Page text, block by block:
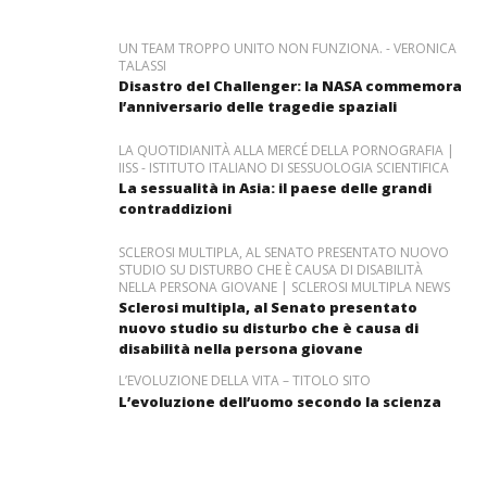
UN TEAM TROPPO UNITO NON FUNZIONA. - VERONICA
TALASSI
Disastro del Challenger: la NASA commemora
l’anniversario delle tragedie spaziali
LA QUOTIDIANITÀ ALLA MERCÉ DELLA PORNOGRAFIA |
IISS - ISTITUTO ITALIANO DI SESSUOLOGIA SCIENTIFICA
La sessualità in Asia: il paese delle grandi
contraddizioni
SCLEROSI MULTIPLA, AL SENATO PRESENTATO NUOVO
STUDIO SU DISTURBO CHE È CAUSA DI DISABILITÀ
NELLA PERSONA GIOVANE | SCLEROSI MULTIPLA NEWS
Sclerosi multipla, al Senato presentato
nuovo studio su disturbo che è causa di
disabilità nella persona giovane
L’EVOLUZIONE DELLA VITA – TITOLO SITO
L’evoluzione dell’uomo secondo la scienza